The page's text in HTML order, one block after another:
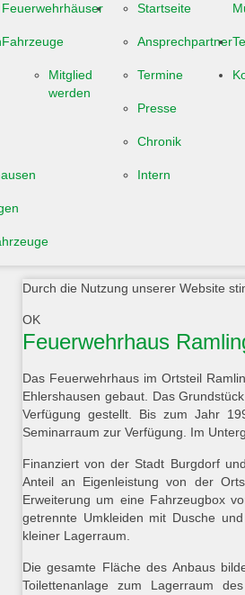
Feuerwehrhäuser
Fahrzeuge
Mitglied
werden
Startseite
Ansprechpartner
Termine
Presse
Chronik
Intern
Durch die Nutzung unserer Website
OK
Feuerwehrhaus
Das Feuerwehrhaus im Ortsteil
Ehlershausen gebaut. Das
Verfügung gestellt. Bis zum Jahr
Seminarraum zur Verfügung. Im
Finanziert von der Stadt Burgdorf
Anteil an Eigenleistung von der
Erweiterung um eine Fahrzeugbox
getrennte Umkleiden mit Dusche
kleiner Lagerraum.
Die gesamte Fläche des Anbaus
Toilettenanlage zum Lagerraum